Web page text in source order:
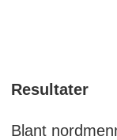
Resultater
Blant